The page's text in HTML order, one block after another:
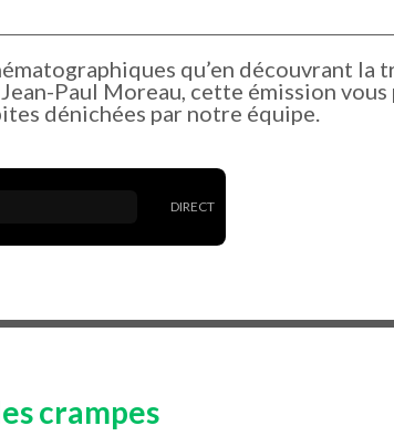
qu’en découvrant la
Paul Moreau, cette émission vous
dénichées par notre équipe.
DIRECT
crampes